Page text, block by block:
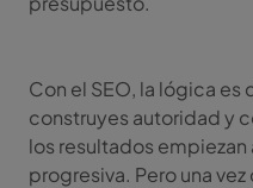
Con el SEO, la lógica
construyes autoridad y
los resultados
progresiva. Pero una